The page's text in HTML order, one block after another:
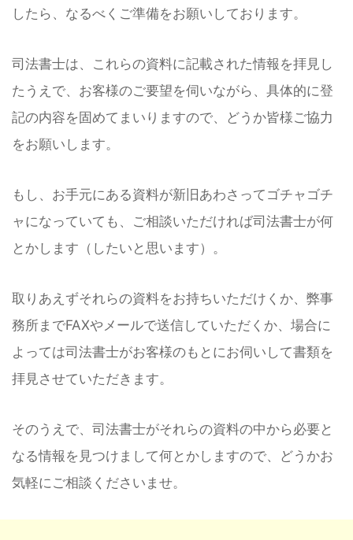
したら、なるべくご準備をお願いしております。
司法書士は、これらの資料に記載された情報を拝見し
たうえで、お客様のご要望を伺いながら、具体的に登
記の内容を固めてまいりますので、どうか皆様ご協力
をお願いします。
もし、お手元にある資料が新旧あわさってゴチャゴチ
ャになっていても、ご相談いただければ司法書士が何
とかします（したいと思います）。
取りあえずそれらの資料をお持ちいただけくか、弊事
務所までFAXやメールで送信していただくか、場合に
よっては司法書士がお客様のもとにお伺いして書類を
拝見させていただきます。
そのうえで、司法書士がそれらの資料の中から必要と
なる情報を見つけまして何とかしますので、どうかお
気軽にご相談くださいませ。